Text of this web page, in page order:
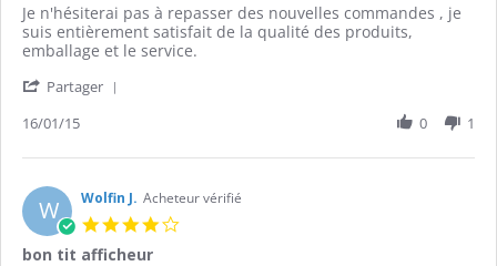
Review
by
Moulay
on
Jan
review
stating
Rien
dire
Je n'hésiterai pas à repasser des nouvelles commandes , je
suis entièrement satisfait de la qualité des produits,
emballage et le service.
Partager
Moulay
on
16
Jan
2015
16/01/15 0 1
W Wolfin J. Acheteur vérifié
bon tit afficheur